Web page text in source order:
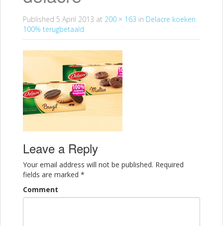
Published 5 April 2013 at 200 × 163 in Delacre koeken
100% terugbetaald
Leave a Reply
Your email address will not be published. Required
fields are marked *
Comment